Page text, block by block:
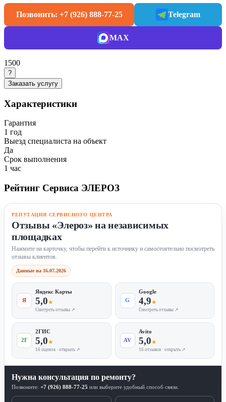
Позвонить: +7 (926) 888-77-25 Telegram
MAX
1500
?
Заказать услугу
Характеристики
Гарантия
1 год
Выезд специалиста на объект
Да
Срок выполнения
1 час
Рейтинг Сервиса ЭЛЕРОЗ
РЕПУТАЦИЯ СЕРВИСНОГО ЦЕНТРА
Отзывы «Элероз» на независимых
площадках
Нажмите на карточку, чтобы перейти к источнику и самостоятельно посмотреть
отзывы клиентов.
Данные на 16.07.2026
Я
Яндекс Карты
5,0★
Смотреть отзывы ↗
G
Google
4,9★
Смотреть отзывы ↗
2Г
2ГИС
5,0★
16 оценок · открыть ↗
AV
Avito
5,0★
16 отзывов · открыть ↗
Нужна консультация по ремонту?
Позвоните: +7 (926) 888-77-25 или выберите удобный способ связи.